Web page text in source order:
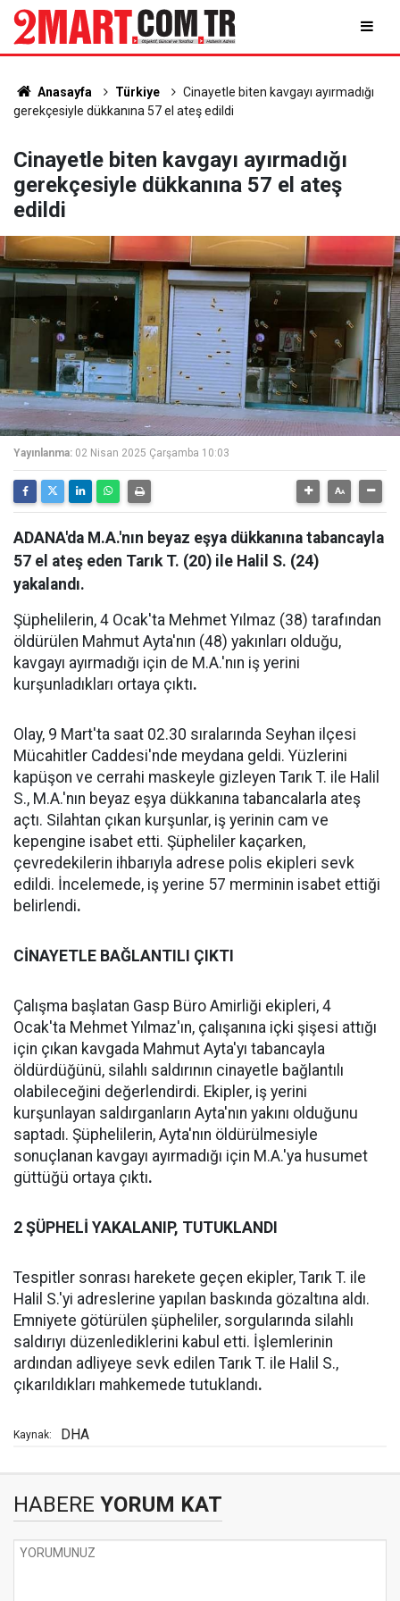
Anasayfa Türkiye
Cinayetle biten kavgayı ayırmadığı
gerekçesiyle dükkanına 57 el ateş edildi
Cinayetle biten kavgayı ayırmadığı
gerekçesiyle dükkanına 57 el ateş
edildi
Yayınlanma: 02 Nisan 2025 Çarşamba 10:03
ADANA'da M.A.'nın beyaz eşya dükkanına tabancayla
57 el ateş eden Tarık T. (20) ile Halil S. (24)
yakalandı.
Şüphelilerin, 4 Ocak'ta Mehmet Yılmaz (38) tarafından
öldürülen Mahmut Ayta'nın (48) yakınları olduğu,
kavgayı ayırmadığı için de M.A.'nın iş yerini
kurşunladıkları ortaya çıktı.
Olay, 9 Mart'ta saat 02.30 sıralarında Seyhan ilçesi
Mücahitler Caddesi'nde meydana geldi. Yüzlerini
kapüşon ve cerrahi maskeyle gizleyen Tarık T. ile Halil
S., M.A.'nın beyaz eşya dükkanına tabancalarla ateş
açtı. Silahtan çıkan kurşunlar, iş yerinin cam ve
kepengine isabet etti. Şüpheliler kaçarken,
çevredekilerin ihbarıyla adrese polis ekipleri sevk
edildi. İncelemede, iş yerine 57 merminin isabet ettiği
belirlendi.
CİNAYETLE BAĞLANTILI ÇIKTI
Çalışma başlatan Gasp Büro Amirliği ekipleri, 4
Ocak'ta Mehmet Yılmaz'ın, çalışanına içki şişesi attığı
için çıkan kavgada Mahmut Ayta'yı tabancayla
öldürdüğünü, silahlı saldırının cinayetle bağlantılı
olabileceğini değerlendirdi. Ekipler, iş yerini
kurşunlayan saldırganların Ayta'nın yakını olduğunu
saptadı. Şüphelilerin, Ayta'nın öldürülmesiyle
sonuçlanan kavgayı ayırmadığı için M.A.'ya husumet
güttüğü ortaya çıktı.
2 ŞÜPHELİ YAKALANIP, TUTUKLANDI
Tespitler sonrası harekete geçen ekipler, Tarık T. ile
Halil S.'yi adreslerine yapılan baskında gözaltına aldı.
Emniyete götürülen şüpheliler, sorgularında silahlı
saldırıyı düzenlediklerini kabul etti. İşlemlerinin
ardından adliyeye sevk edilen Tarık T. ile Halil S.,
çıkarıldıkları mahkemede tutuklandı.
Kaynak: DHA
HABERE YORUM KAT